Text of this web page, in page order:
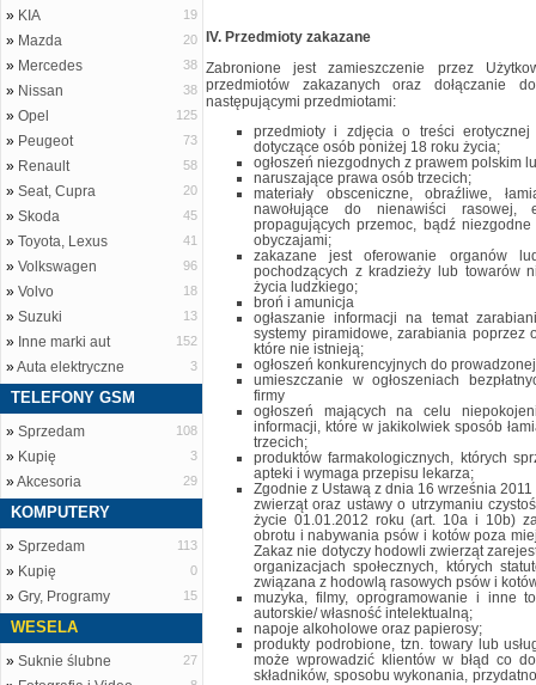
» KIA 19
» Mazda 20
» Mercedes 38
» Nissan 38
» Opel 125
» Peugeot 73
» Renault 58
» Seat, Cupra 20
» Skoda 45
» Toyota, Lexus 41
» Volkswagen 96
» Volvo 18
» Suzuki 13
» Inne marki aut 152
»Auta elektryczne 3
TELEFONY GSM
» Sprzedam 108
» Kupię 3
»Akcesoria 29
KOMPUTERY
» Sprzedam 113
» Kupię 0
» Gry, Programy 15
WESELA
» Suknie ślubne 27
IV. Przedmioty zakazane
Zabronione jest zamieszczenie przez
przedmiotów zakazanych oraz dołączanie
następującymi przedmiotami:
przedmioty i zdjęcia o treści erotycznej
dotyczące osób poniżej 18 roku życia;
ogłoszeń niezgodnych z prawem polskim
naruszające prawa osób trzecich;
materiały obsceniczne, obraźliwe,
nawołujące do nienawiści rasowej,
propagujących przemoc, bądź
obyczajami;
zakazane jest oferowanie organów
pochodzących z kradzieży lub towarów
życia ludzkiego;
broń i amunicja
ogłaszanie informacji na temat
systemy piramidowe, zarabiania poprzez
które nie istnieją;
ogłoszeń konkurencyjnych do
umieszczanie w ogłoszeniach
firmy
ogłoszeń mających na celu
informacji, które w jakikolwiek sposób
trzecich;
produktów farmakologicznych, których
apteki i wymaga przepisu lekarza;
Zgodnie z Ustawą z dnia 16 września
zwierząt oraz ustawy o utrzymaniu
życie 01.01.2012 roku (art. 10a i 10b)
obrotu i nabywania psów i kotów poza
Zakaz nie dotyczy hodowli zwierząt
organizacjach społecznych, których
związana z hodowlą rasowych psów i
muzyka, filmy, oprogramowanie i inne
autorskie/ własność intelektualną;
napoje alkoholowe oraz papierosy;
produkty podrobione, tzn. towary lub
może wprowadzić klientów w błąd co
składników, sposobu wykonania,